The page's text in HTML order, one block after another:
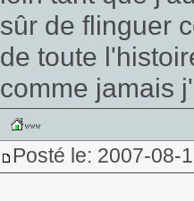
sûr de flinguer
de toute
comme jamais
Posté le: 2007-08-